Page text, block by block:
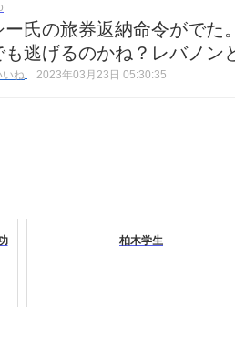
氏の旅券返納命令がでた
も逃げるのかね？レバノン
いね 2023年03月23日 05:30:35
柏木学生